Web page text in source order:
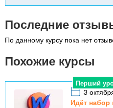
Последние
По данному курсу пока нет
Похожие курсы
Перший
3
Идёт набор